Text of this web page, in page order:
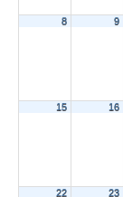
8 9
15 16
22 23